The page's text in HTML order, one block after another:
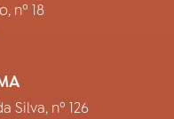
nº 18
Silva, nº 126